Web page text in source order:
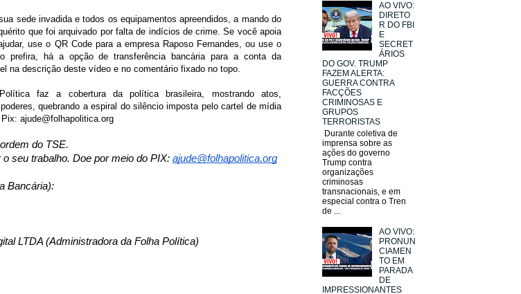
sede invadida e todos os equipamentos apreendidos, a mando do
que foi arquivado por falta de indícios de crime. Se você apoia
use o QR Code para a empresa Raposo Fernandes, ou use o
prefira, há a opção de transferência bancária para a conta da
na descrição deste vídeo e no comentário fixado no topo.
faz a cobertura da política brasileira, mostrando atos,
quebrando a espiral do silêncio imposta pelo cartel de mídia
ajude@folhapolitica.org
do TSE.
seu trabalho. Doe por meio do PIX: ajude@folhapolitica.org
Bancária):
LTDA (Administradora da Folha Política)
AO VIVO:
DIRETO
R DO FBI
E
SECRET
ÁRIOS
DO GOV. TRUMP
FAZEM ALERTA:
GUERRA CONTRA
FACÇÕES
CRIMINOSAS E
GRUPOS
TERRORISTAS
Durante coletiva de
imprensa sobre as
ações do governo
Trump contra
organizações
criminosas
transnacionais, e em
especial contra o Tren
de ...
AO VIVO:
PRONUN
CIAMEN
TO EM
PARADA
DE
IMPRESSIONANTES